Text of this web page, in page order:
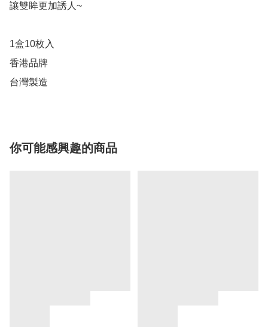
讓雙眸更加誘人~
1盒10枚入
香港品牌
台灣製造
你可能感興趣的商品